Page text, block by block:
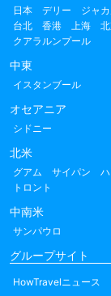
日本 デリー ジャ
台北
香港 上海
クアラルンプール
中東
イスタンブール
オセアニア
シドニー
北米
グアム サイパン
トロント
中南米
サンパウロ
グループサイト
HowTravelニュース